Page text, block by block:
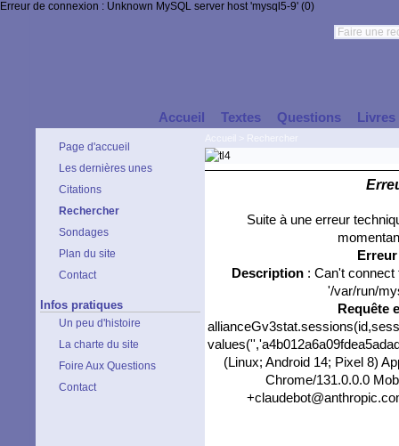
Erreur de connexion : Unknown MySQL server host 'mysql5-9' (0)
Accueil Textes Questions Livres
Page d'accueil
Les dernières unes
Citations
Rechercher
Sondages
Plan du site
Contact
Infos pratiques
Un peu d'histoire
La charte du site
Foire Aux Questions
Contact
Suite à une erreur
Description: Can't connect
'/var/run/
Requête
(Linux; Android 14; Pixel 8)
Chrome/131.0.0.0